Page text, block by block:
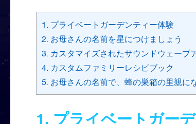
1. プライベートガーデンティー体験
2. お母さんの名前を星につけましょう
3. カスタマイズされたサウンドウェーブ
4. カスタムファミリーレシピブック
5. お母さんの名前で、蜂の巣箱の里親に
1. プライベートガー